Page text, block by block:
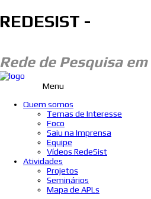
REDESIST -
Rede de Pesquisa em
Menu
Quem somos
Temas de Interesse
Foco
Saiu na Imprensa
Equipe
Vídeos RedeSist
Atividades
Projetos
Seminários
Mapa de APLs